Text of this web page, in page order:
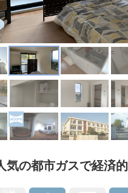
気の都市ガスで経済